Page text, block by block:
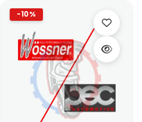
-10%